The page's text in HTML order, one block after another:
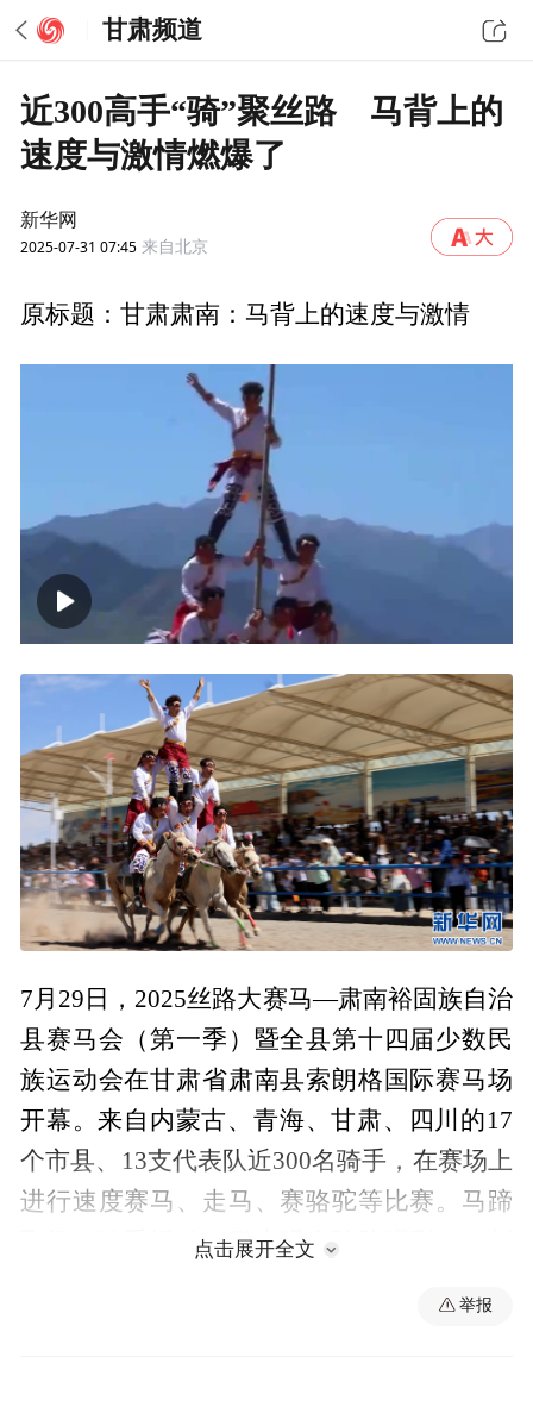
甘肃频道
近300高手“骑”聚丝路 马背上的
速度与激情燃爆了
新华网
2025-07-31 07:45 来自北京
原标题：甘肃肃南：马背上的速度与激情
00:00
7月29日，2025丝路大赛马—肃南裕固族自治
县赛马会（第一季）暨全县第十四届少数民
族运动会在甘肃省肃南县索朗格国际赛马场
开幕。来自内蒙古、青海、甘肃、四川的17
个市县、13支代表队近300名骑手，在赛场上
进行速度赛马、走马、赛骆驼等比赛。马蹄
飞扬，骑手矫健，引来观众阵阵喝彩。（刘
点击展开全文
举报